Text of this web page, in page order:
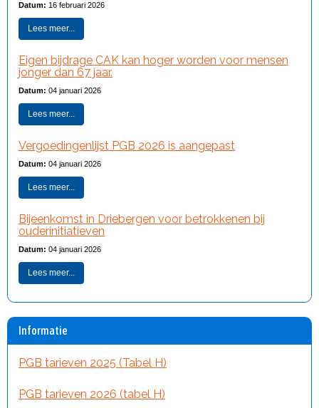
Datum: 16 februari 2026
Lees meer...
Eigen bijdrage CAK kan hoger worden voor mensen
jonger dan 67 jaar.
Datum: 04 januari 2026
Lees meer...
Vergoedingenlijst PGB 2026 is aangepast
Datum: 04 januari 2026
Lees meer...
Bijeenkomst in Driebergen voor betrokkenen bij
ouderinitiatieven
Datum: 04 januari 2026
Lees meer...
Informatie
PGB tarieven 2025 (Tabel H)
PGB tarieven 2026 (tabel H)